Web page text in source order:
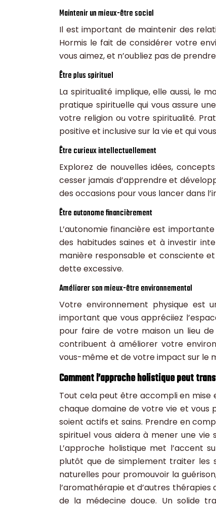
Maintenir un mieux-être social
Il est important de maintenir des
Hormis le fait de considérer votre
vous aimez, et n’oubliez pas de
Être plus spirituel
La spiritualité implique, elle aussi, le
pratique spirituelle qui vous assure
votre religion ou votre spiritualité.
positive et inclusive sur la vie et qui
Être curieux intellectuellement
Explorez de nouvelles idées,
cesser jamais d’apprendre et
des occasions pour vous lancer dans
Être autonome financièrement
L’autonomie financière est
des habitudes saines et à investir
manière responsable et consciente
dette excessive.
Améliorer son mieux-être environnemental
Votre environnement physique est
important que vous appréciiez
pour faire de votre maison un lieu
contribuent à améliorer votre
vous-même et de votre impact sur le
Comment l’approche holistique peut
Tout cela peut être accompli en mise
chaque domaine de votre vie et
soient actifs et sains. Prendre en
spirituel vous aidera à mener une
L’approche holistique met l’accent
plutôt que de simplement traiter les
naturelles pour promouvoir la
l’aromathérapie et d’autres thérapies
de la médecine douce. Un solide